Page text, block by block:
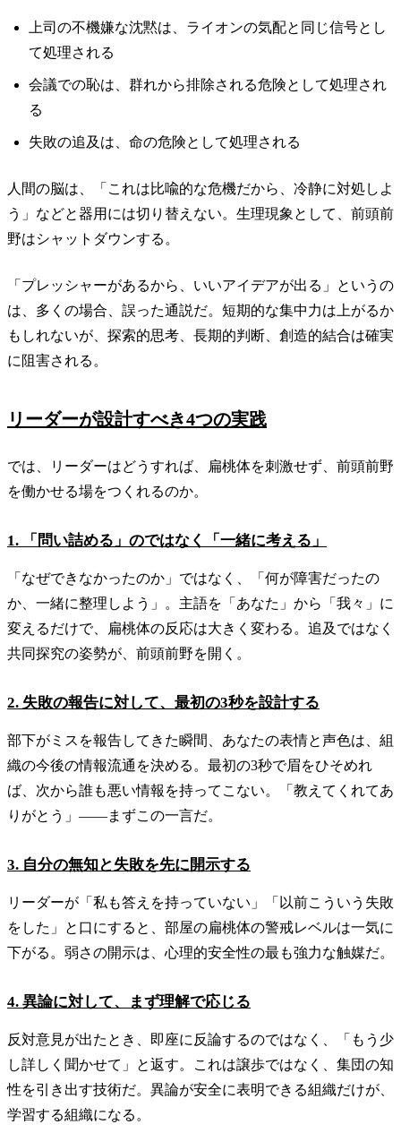
上司の不機嫌な沈黙は、ライオンの気配と同じ信号とし
て処理される
会議での恥は、群れから排除される危険として処理され
る
失敗の追及は、命の危険として処理される
人間の脳は、「これは比喩的な危機だから、冷静に対処しよ
う」などと器用には切り替えない。生理現象として、前頭前
野はシャットダウンする。
「プレッシャーがあるから、いいアイデアが出る」というの
は、多くの場合、誤った通説だ。短期的な集中力は上がるか
もしれないが、探索的思考、長期的判断、創造的結合は確実
に阻害される。
リーダーが設計すべき4つの実践
では、リーダーはどうすれば、扁桃体を刺激せず、前頭前野
を働かせる場をつくれるのか。
1. 「問い詰める」のではなく「一緒に考える」
「なぜできなかったのか」ではなく、「何が障害だったの
か、一緒に整理しよう」。主語を「あなた」から「我々」に
変えるだけで、扁桃体の反応は大きく変わる。追及ではなく
共同探究の姿勢が、前頭前野を開く。
2. 失敗の報告に対して、最初の3秒を設計する
部下がミスを報告してきた瞬間、あなたの表情と声色は、組
織の今後の情報流通を決める。最初の3秒で眉をひそめれ
ば、次から誰も悪い情報を持ってこない。「教えてくれてあ
りがとう」——まずこの一言だ。
3. 自分の無知と失敗を先に開示する
リーダーが「私も答えを持っていない」「以前こういう失敗
をした」と口にすると、部屋の扁桃体の警戒レベルは一気に
下がる。弱さの開示は、心理的安全性の最も強力な触媒だ。
4. 異論に対して、まず理解で応じる
反対意見が出たとき、即座に反論するのではなく、「もう少
し詳しく聞かせて」と返す。これは譲歩ではなく、集団の知
性を引き出す技術だ。異論が安全に表明できる組織だけが、
学習する組織になる。